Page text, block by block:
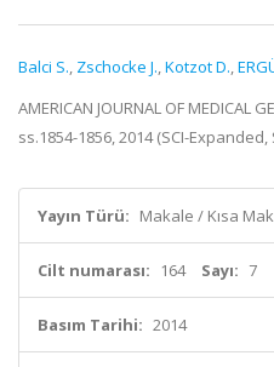
Balci S., Zschocke J.,Kotzot D.,
AMERICAN JOURNAL OF MEDICAL
ss.1854-1856, 2014 (SCI-Expanded,
Yayın Türü: Makale / Kısa
Cilt numarası: 164 Sayı: 7
Basım Tarihi: 2014